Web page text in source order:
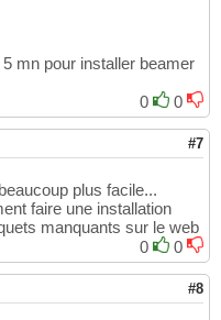
mn pour installer beamer
0
0
#7
plus facile...
faire une installation
manquants sur le web
0
0
#8